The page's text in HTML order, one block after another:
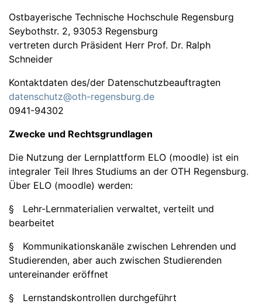
Ostbayerische Technische Hochschule Regensburg
Seybothstr. 2, 93053 Regensburg
vertreten durch Präsident Herr Prof. Dr. Ralph
Schneider
Kontaktdaten des/der Datenschutzbeauftragten
datenschutz@oth-regensburg.de
0941-94302
Zwecke und Rechtsgrundlagen
Die Nutzung der Lernplattform ELO (moodle) ist ein
integraler Teil Ihres Studiums an der OTH Regensburg.
Über ELO (moodle) werden:
§ Lehr-Lernmaterialien verwaltet, verteilt und
bearbeitet
§ Kommunikationskanäle zwischen Lehrenden und
Studierenden, aber auch zwischen Studierenden
untereinander eröffnet
§ Lernstandskontrollen durchgeführt